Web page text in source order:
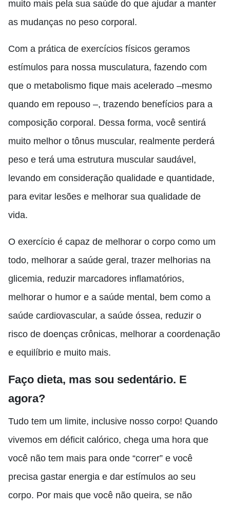
muito mais pela sua saúde do que ajudar a manter
as mudanças no peso corporal.
Com a prática de exercícios físicos geramos
estímulos para nossa musculatura, fazendo com
que o metabolismo fique mais acelerado –mesmo
quando em repouso –, trazendo benefícios para a
composição corporal. Dessa forma, você sentirá
muito melhor o tônus muscular, realmente perderá
peso e terá uma estrutura muscular saudável,
levando em consideração qualidade e quantidade,
para evitar lesões e melhorar sua qualidade de
vida.
O exercício é capaz de melhorar o corpo como um
todo, melhorar a saúde geral, trazer melhorias na
glicemia, reduzir marcadores inflamatórios,
melhorar o humor e a saúde mental, bem como a
saúde cardiovascular, a saúde óssea, reduzir o
risco de doenças crônicas, melhorar a coordenação
e equilíbrio e muito mais.
Faço dieta, mas sou sedentário. E
agora?
Tudo tem um limite, inclusive nosso corpo! Quando
vivemos em déficit calórico, chega uma hora que
você não tem mais para onde “correr” e você
precisa gastar energia e dar estímulos ao seu
corpo. Por mais que você não queira, se não